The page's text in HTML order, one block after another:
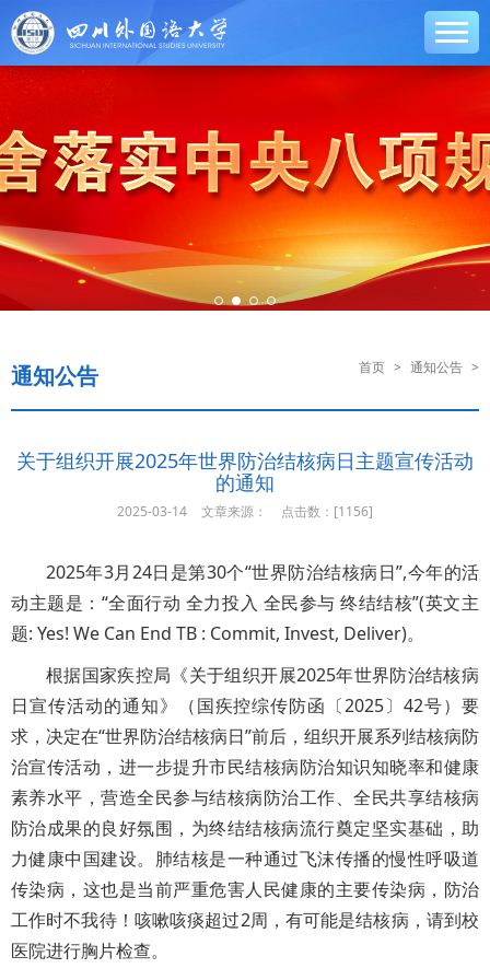
通知公告 首页 > 通知公告 >
关于组织开展2025年世界防治结核病日主题宣传活动
的通知
2025-03-14 文章来源： 点击数：[1156]
2025年3月24日是第30个“世界防治结核病日”,今年的活
动主题是：“全面行动 全力投入 全民参与 终结结核”(英文主
题: Yes! We Can End TB : Commit, Invest, Deliver)。
根据国家疾控局《关于组织开展2025年世界防治结核病
日宣传活动的通知》（国疾控综传防函〔2025〕42号）要
求，决定在“世界防治结核病日”前后，组织开展系列结核病防
治宣传活动，进一步提升市民结核病防治知识知晓率和健康
素养水平，营造全民参与结核病防治工作、全民共享结核病
防治成果的良好氛围，为终结结核病流行奠定坚实基础，助
力健康中国建设。肺结核是一种通过飞沫传播的慢性呼吸道
传染病，这也是当前严重危害人民健康的主要传染病，防治
工作时不我待！咳嗽咳痰超过2周，有可能是结核病，请到校
医院进行胸片检查。